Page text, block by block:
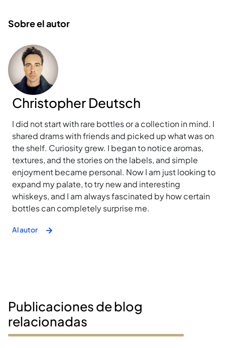
Sobre el autor
Christopher Deutsch
I did not start with rare bottles or a collection in mind. I
shared drams with friends and picked up what was on
the shelf. Curiosity grew. I began to notice aromas,
textures, and the stories on the labels, and simple
enjoyment became personal. Now I am just looking to
expand my palate, to try new and interesting
whiskeys, and I am always fascinated by how certain
bottles can completely surprise me.
Al autor
Publicaciones de blog
relacionadas